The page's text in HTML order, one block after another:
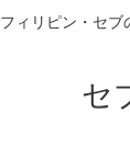
フィリピン・セブ
セ